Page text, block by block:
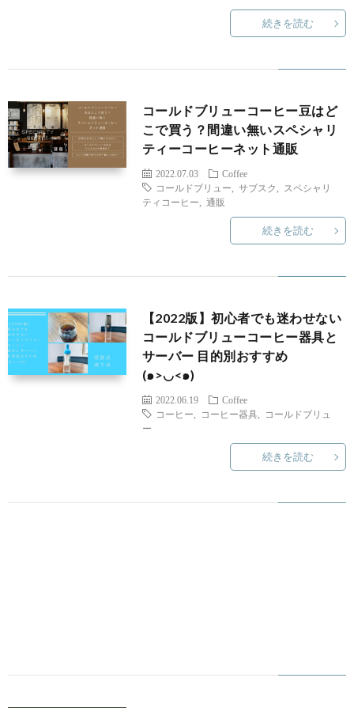
S
f
F
e
G
d
t
OD
S
I
C
続きを読む
コールドブリューコーヒー豆はど
こで買う？間違い無いスペシャリ
ティーコーヒーネット通販
2022.07.03
Coffee
コールドブリュー
サブスク
スペシャリ
ティコーヒー
通販
続きを読む
【2022版】初心者でも迷わせない
コールドブリューコーヒー器具と
サーバー 目的別おすすめ
(๑>◡<๑)
2022.06.19
Coffee
コーヒー
コーヒー器具
コールドブリュ
ー
続きを読む